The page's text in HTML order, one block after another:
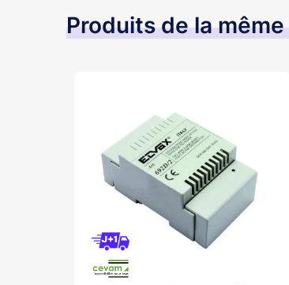
Produits de la